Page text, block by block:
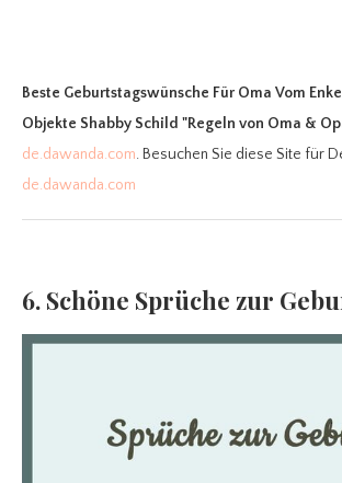
Beste Geburtstagswünsche Für Oma Vom
Objekte Shabby Schild "Regeln von Oma &
de.dawanda.com. Besuchen Sie diese Site für
de.dawanda.com
6. Schöne Sprüche zur